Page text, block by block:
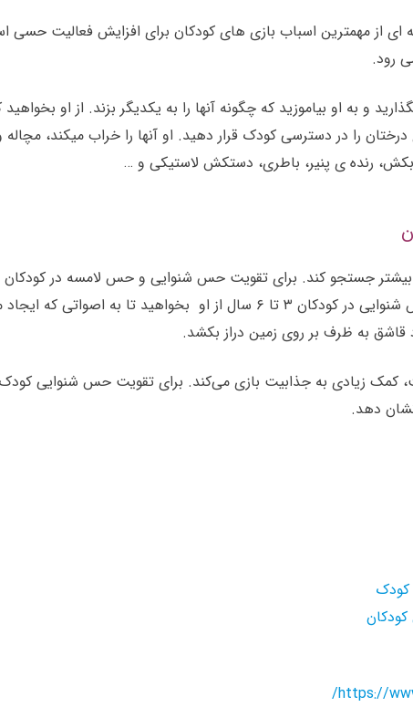
ای از مهمترین اسباب بازی های کودکان برای افزایش فعالیت
رود.
و به او بیاموزید که چگونه آنها را به یکدیگر بزند. از او
را در دسترسی کودک قرار دهید. او آنها را خراب میکند،
آبکش، رنده ی پنیر، باطری، دستکش لاستیکی و …
جستجو کند. برای تقویت حس شنوایی و حس لامسه در کودکان
اطرافش موثر است. برای تقویت حس شنوایی در کودکان ۳ تا
قاشق به ظرف بر روی زمین دراز بکشد.
کمک زیادی به جذابیت بازی می‌کند. برای تقویت حس شنوایی کودک،
دهد.
کودک
https://